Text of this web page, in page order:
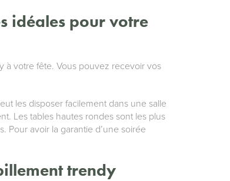
idéales pour votre
à votre fête. Vous pouvez recevoir vos
les disposer facilement dans une salle
Les tables hautes rondes sont les plus
Pour avoir la garantie d’une soirée
trendy